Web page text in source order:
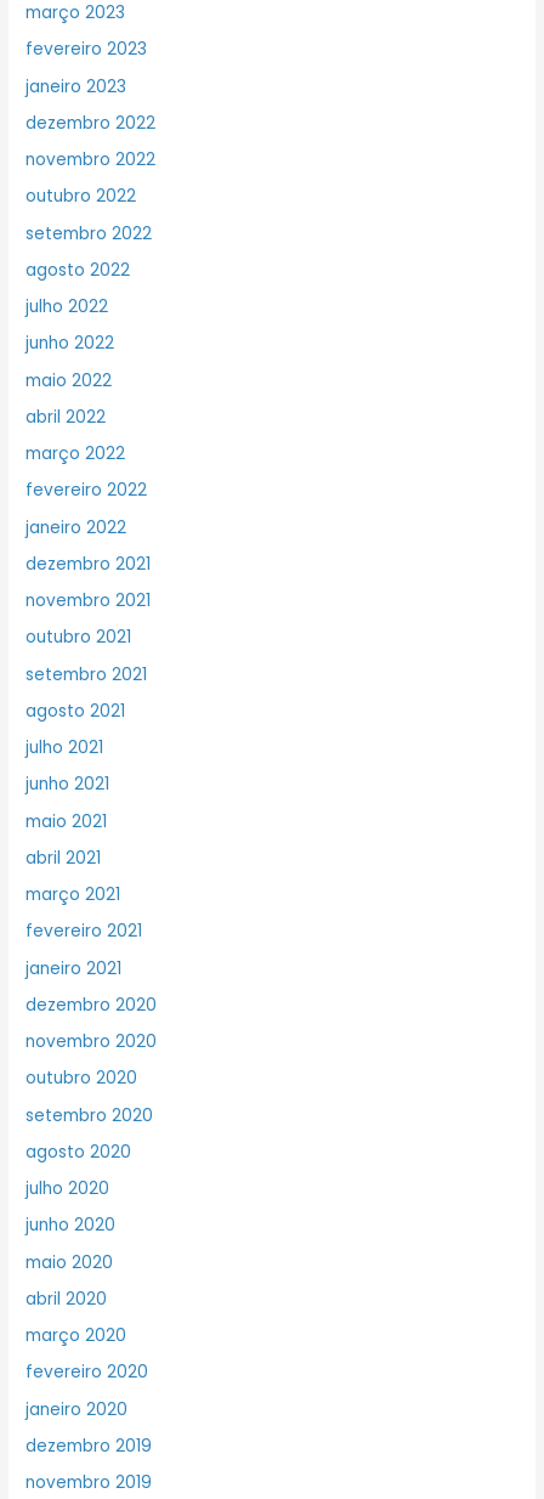
março 2023
fevereiro 2023
janeiro 2023
dezembro 2022
novembro 2022
outubro 2022
setembro 2022
agosto 2022
julho 2022
junho 2022
maio 2022
abril 2022
março 2022
fevereiro 2022
janeiro 2022
dezembro 2021
novembro 2021
outubro 2021
setembro 2021
agosto 2021
julho 2021
junho 2021
maio 2021
abril 2021
março 2021
fevereiro 2021
janeiro 2021
dezembro 2020
novembro 2020
outubro 2020
setembro 2020
agosto 2020
julho 2020
junho 2020
maio 2020
abril 2020
março 2020
fevereiro 2020
janeiro 2020
dezembro 2019
novembro 2019